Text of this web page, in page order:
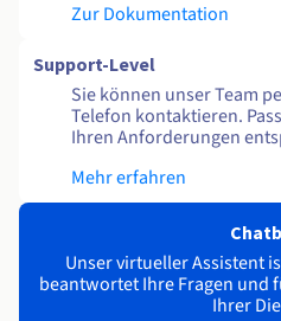
Zur Dokumentation
Support-Level
Sie können unser Team
Telefon kontaktieren.
Ihren Anforderungen
Mehr erfahren
Unser virtueller Assistent
beantwortet Ihre Fragen und
Ihrer